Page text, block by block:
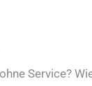
Service?